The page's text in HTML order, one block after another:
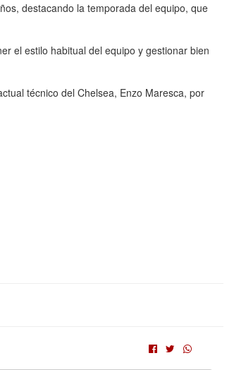
destacando la temporada del equipo, que
el estilo habitual del equipo y gestionar bien
técnico del Chelsea, Enzo Maresca, por